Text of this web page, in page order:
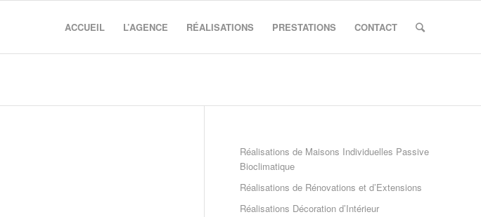
ACCUEIL L’AGENCE RÉALISATIONS PRESTATIONS CONTACT
Réalisations de Maisons Individuelles Passive
Bioclimatique
Réalisations de Rénovations et d’Extensions
Réalisations Décoration d’Intérieur